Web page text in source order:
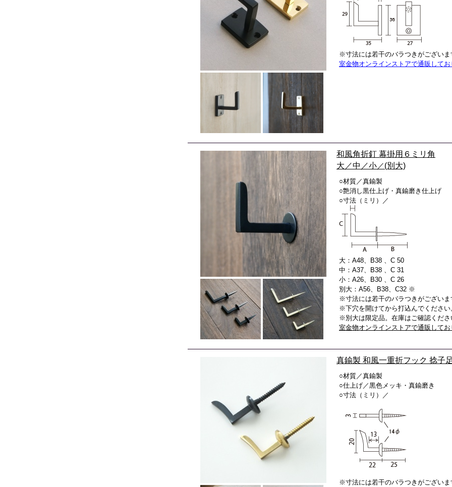
※寸法には若干のバラつきがございま
室金物オンラインストアで通販してお
和風角折釘 幕掛用６ミリ角
大／中／小／(別大)
○材質／真鍮製
○艶消し黒仕上げ・真鍮磨き仕上げ
○寸法（ミリ）／
大：A48、B38 、C 50
中：A37、B38 、C 31
小：A26、B30 、C 26
別大：A56、B38、C32 ※
※寸法には若干のバラつきがございま
※下穴を開けてから打込んでください
※別大は限定品。在庫はご確認くださ
室金物オンラインストアで通販してお
真鍮製 和風一重折フック 捻子足
○材質／真鍮製
○仕上げ／黒色メッキ・真鍮磨き
○寸法（ミリ）／
※寸法には若干のバラつきがございま